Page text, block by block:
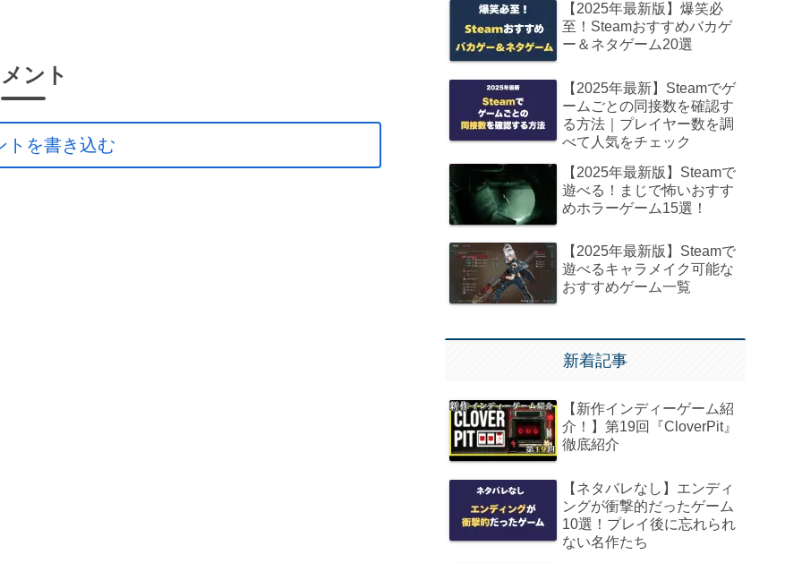
ント
トを書き込む
【2025年最新版】爆笑必
至！Steamおすすめバカゲ
ー＆ネタゲーム20選
【2025年最新】Steamでゲ
ームごとの同接数を確認す
る方法｜プレイヤー数を調
べて人気をチェック
【2025年最新版】Steamで
遊べる！まじで怖いおすす
めホラーゲーム15選！
【2025年最新版】Steamで
遊べるキャラメイク可能な
おすすめゲーム一覧
新着記事
【新作インディーゲーム紹
介！】第19回『CloverPit』
徹底紹介
【ネタバレなし】エンディ
ングが衝撃的だったゲーム
10選！プレイ後に忘れられ
ない名作たち